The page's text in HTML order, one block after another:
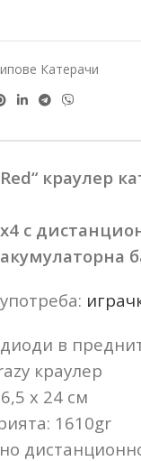
Катерачи
краулер
с
в
краулер
х 24 см
1610gr